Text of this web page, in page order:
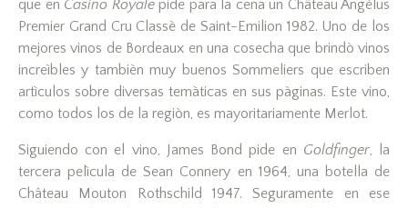
que en Casino Royalepide para la cena un Château Angèlus
Premier Grand Cru Classè de Saint-Emilion 1982. Uno de los
mejores vinos de Bordeaux en una cosecha que brindò vinos
increìbles y tambièn muy buenos Sommeliers que escriben
artìculos sobre diversas temàticas en sus pàginas. Este vino,
como todos los de la regiòn, es mayoritariamente Merlot.
Siguiendo con el vino, James Bond pide en Goldfinger, la
tercera pelìcula de Sean Connery en 1964, una botella de
Château Mouton Rothschild 1947. Seguramente en ese